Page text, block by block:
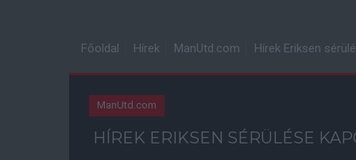
Főoldal Hírek ManUtd.com Hírek Eriksen
ManUtd.com
HÍREK ERIKSEN SÉRÜLÉSE